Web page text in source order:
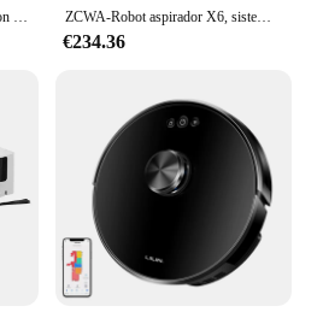
ZCWA-Robot aspirador D900 con muelle vacío automático, succión de 6000PA, limpieza en seco y húmedo personalizada de múltiples pisos ZCWA-Robot aspirador X6, sistema láser, mapas de múltiples pisos, limpieza de zona, ajuste de área limitada para la limpieza de alfombras del hogar
€234.36